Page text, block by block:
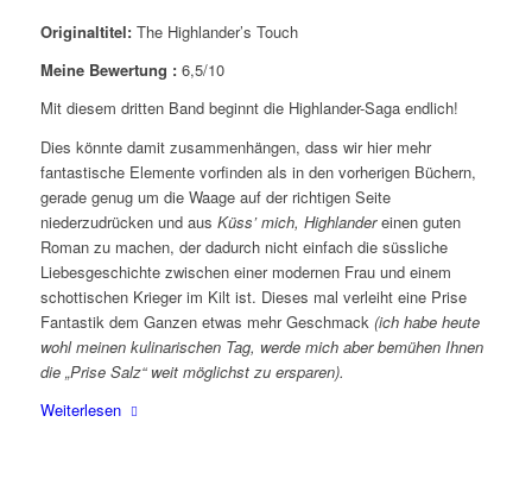
Originaltitel: The Highlander’s Touch
Meine Bewertung : 6,5/10
Mit diesem dritten Band beginnt die Highlander-Saga endlich!
Dies könnte damit zusammenhängen, dass wir hier mehr
fantastische Elemente vorfinden als in den vorherigen Büchern,
gerade genug um die Waage auf der richtigen Seite
niederzudrücken und aus Küss’ mich, Highlandereinen guten
Roman zu machen, der dadurch nicht einfach die süssliche
Liebesgeschichte zwischen einer modernen Frau und einem
schottischen Krieger im Kilt ist. Dieses mal verleiht eine Prise
Fantastik dem Ganzen etwas mehr Geschmack (ich habe heute
wohl meinen kulinarischen Tag, werde mich aber bemühen Ihnen
die „Prise Salz“ weit möglichst zu ersparen).
Weiterlesen